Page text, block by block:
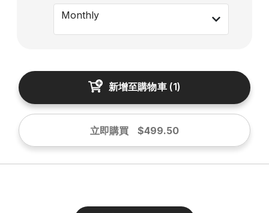
Monthly
新增至購物車(1)
立即購買 $499.50